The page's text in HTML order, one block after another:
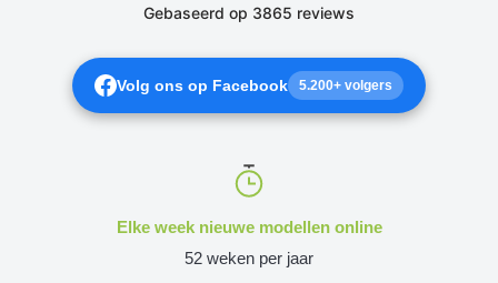
Volg ons op Facebook 5.200+ volgers
Elke week nieuwe modellen online
52 weken per jaar